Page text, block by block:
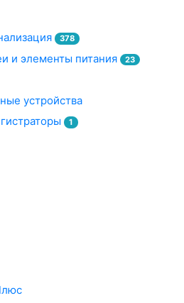
378
и элементы питания 23
устройства
1